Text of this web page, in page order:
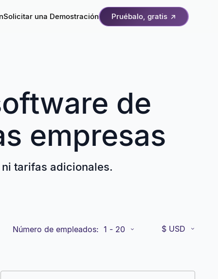
Solicitar una Demostración Pruébalo, gratis ↗
de
empresas
tarifas adicionales.
Número de empleados: 1 - 20 $ USD